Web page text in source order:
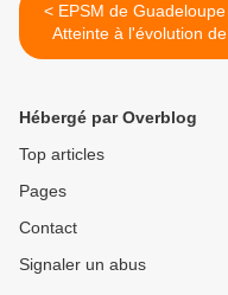
< EPSM de Guadeloupe :
Atteinte à l'évolution de
carrière des agents de
Hébergé par Overblog
Top articles
Pages
Contact
Signaler un abus